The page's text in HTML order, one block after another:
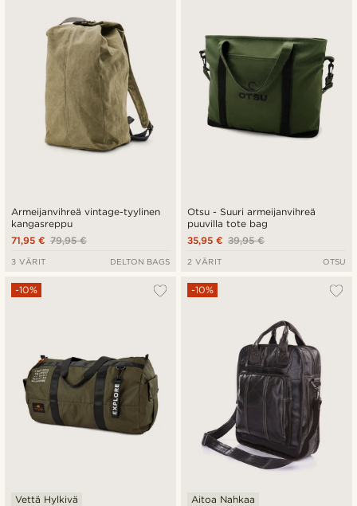
Armeijanvihreä vintage-tyylinen
kangasreppu
79,95 €
71,95 €
3 VÄRIT DELTON BAGS
Otsu - Suuri armeijanvihreä
puuvilla tote bag
39,95 €
35,95 €
2 VÄRIT OTSU
-10%
Vettä Hylkivä
-10%
Aitoa Nahkaa